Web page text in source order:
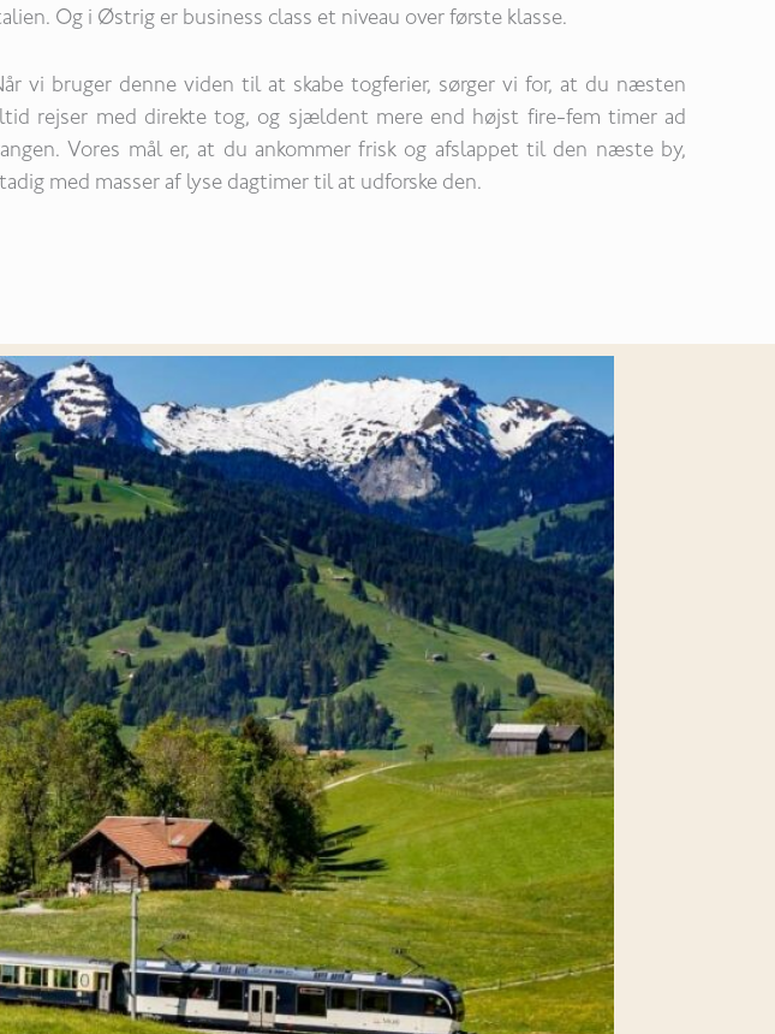
Og i Østrig er business class et niveau over første klasse.
vi bruger denne viden til at skabe togferier, sørger vi for, at du næsten
rejser med direkte tog, og sjældent mere end højst fire-fem timer ad
Vores mål er, at du ankommer frisk og afslappet til den næste by,
med masser af lyse dagtimer til at udforske den.